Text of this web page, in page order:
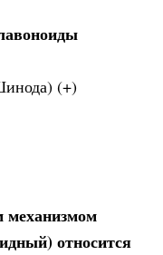
(+)
механизмом
относится